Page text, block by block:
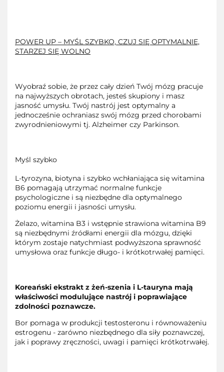
POWER UP – MYŚL SZYBKO, CZUJ SIĘ OPTYMALNIE,
STARZEJ SIĘ WOLNO
Wyobraź sobie, że przez cały dzień Twój mózg pracuje
na najwyższych obrotach, jesteś skupiony i masz
jasność umysłu. Twój nastrój jest optymalny a
jednocześnie ochraniasz swój mózg przed chorobami
zwyrodnieniowymi tj. Alzheimer czy Parkinson.
Myśl szybko
L-tyrozyna, biotyna i szybko wchłaniająca się witamina
B6 pomagają utrzymać normalne funkcje
psychologiczne i są niezbędne dla optymalnego
poziomu energii i jasności umysłu.
Żelazo, witamina B3 i wstępnie strawiona witamina B9
są niezbędnymi źródłami energii dla mózgu, dzięki
którym zostaje natychmiast podwyższona sprawność
umysłowa oraz funkcje długo- i krótkotrwałej pamięci.
Koreański ekstrakt z żeń-szenia i L-tauryna mają
właściwości modulujące nastrój i poprawiające
zdolności poznawcze.
Bor pomaga w produkcji testosteronu i równoważeniu
estrogenu - zarówno niezbędnego dla siły poznawczej,
jak i poprawy zręczności, uwagi i pamięci krótkotrwałej.